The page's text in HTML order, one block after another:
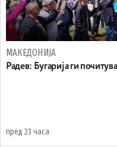
МАКЕДОНИЈА
Радев: Бугарија ги
пред 23 часа